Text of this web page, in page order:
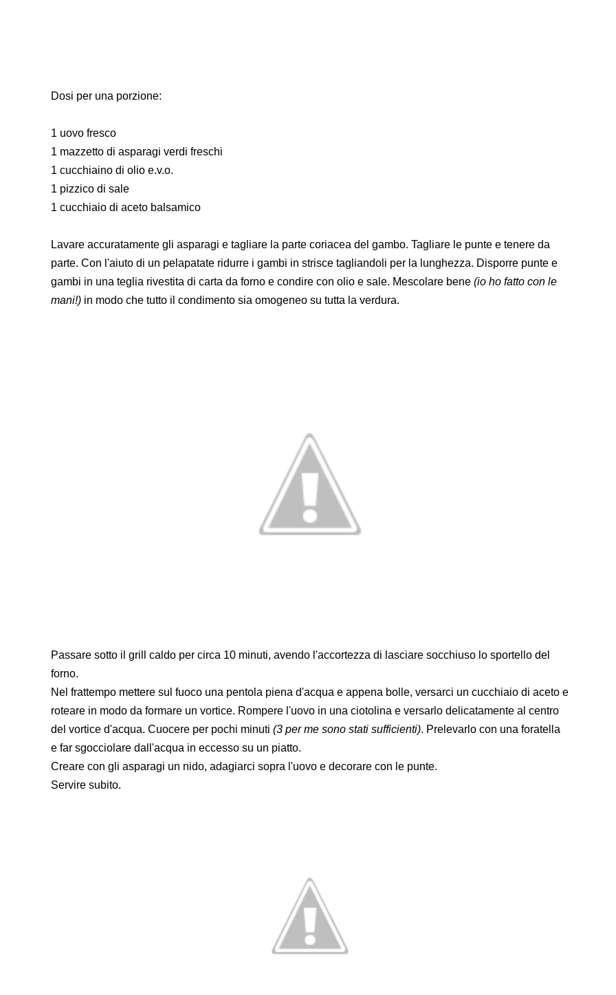
Dosi per una porzione:
1 uovo fresco
1 mazzetto di asparagi verdi freschi
1 cucchiaino di olio e.v.o.
1 pizzico di sale
1 cucchiaio di aceto balsamico
Lavare accuratamente gli asparagi e tagliare la parte coriacea del gambo. Tagliare le punte e tenere da
parte. Con l'aiuto di un pelapatate ridurre i gambi in strisce tagliandoli per la lunghezza. Disporre punte e
gambi in una teglia rivestita di carta da forno e condire con olio e sale. Mescolare bene (io ho fatto con le
mani!) in modo che tutto il condimento sia omogeneo su tutta la verdura.
Passare sotto il grill caldo per circa 10 minuti, avendo l'accortezza di lasciare socchiuso lo sportello del
forno.
Nel frattempo mettere sul fuoco una pentola piena d'acqua e appena bolle, versarci un cucchiaio di aceto e
roteare in modo da formare un vortice. Rompere l'uovo in una ciotolina e versarlo delicatamente al centro
del vortice d'acqua. Cuocere per pochi minuti (3 per me sono stati sufficienti). Prelevarlo con una foratella
e far sgocciolare dall'acqua in eccesso su un piatto.
Creare con gli asparagi un nido, adagiarci sopra l'uovo e decorare con le punte.
Servire subito.